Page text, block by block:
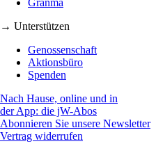
Granma
→ Unterstützen
Genossenschaft
Aktionsbüro
Spenden
Nach Hause, online und in
der App: die jW-Abos
Abonnieren Sie unsere Newsletter
Vertrag widerrufen